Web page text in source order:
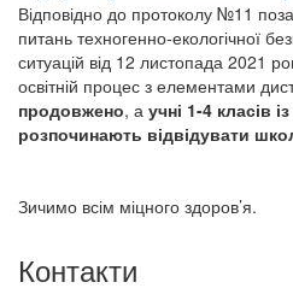
Відповідно до протоколу №11
питань техногенно-екологічної
ситуацій від 12 листопада 2021
освітній процес з елементами
продовжено, а учні 1-4 класів
розпочинають відвідувати
Зичимо всім міцного здоров’я.
Контакти